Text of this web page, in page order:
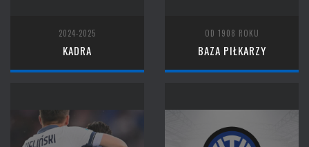
2024-2025
KADRA
OD 1908 ROKU
BAZA PIŁKARZY